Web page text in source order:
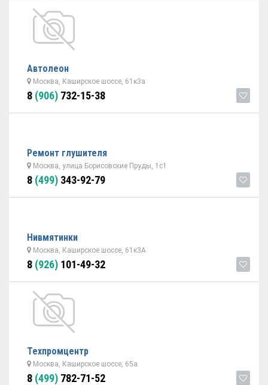
Автолеон
Москва, Каширское шоссе, 61к3а
8 (906) 732-15-38
Ремонт глушителя
Москва, улица Борисовские Пруды, 1с1
8 (499) 343-92-79
Нивмятинки
Москва, Каширское шоссе, 61к3А
8 (926) 101-49-32
Техпромцентр
Москва, Каширское шоссе, 65а
8 (499) 782-71-52